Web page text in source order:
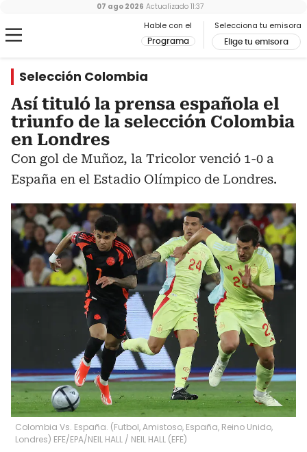
Hable con el
Programa
Selecciona tu emisora
Elige tu emisora
07 ago 2026 Actualizado 11:37
Selección Colombia
Así tituló la prensa española el
triunfo de la selección Colombia
en Londres
Con gol de Muñoz, la Tricolor venció 1-0 a
España en el Estadio Olímpico de Londres.
Colombia Vs. España. (Futbol, Amistoso, España, Reino Unido,
Londres) EFE/EPA/NEIL HALL / NEIL HALL (EFE)